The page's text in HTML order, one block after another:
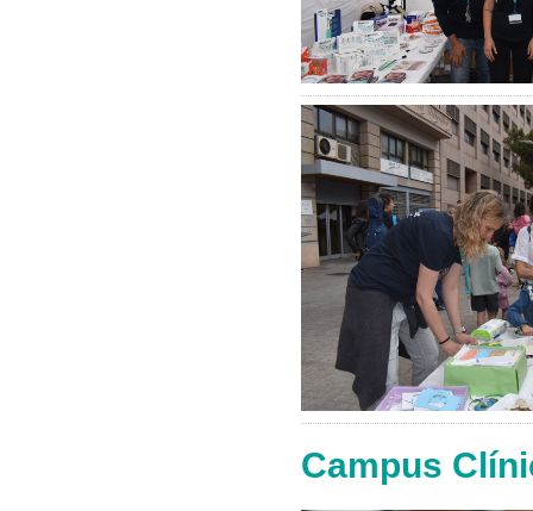
Campus